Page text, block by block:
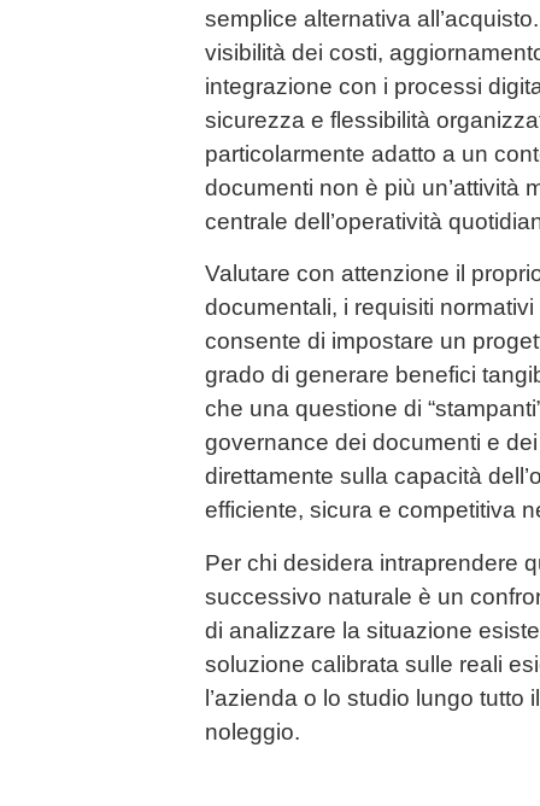
semplice alternativa
visibilità dei costi,
integrazione con i processi
sicurezza e flessibilità
particolarmente adatto a un
documenti non è più un’attività
centrale dell’operatività
Valutare con attenzione il
documentali, i requisiti
consente di impostare un
grado di generare benefici
che una questione di
governance dei documenti e
direttamente sulla capacità
efficiente, sicura e competitiva
Per chi desidera intraprendere
successivo naturale è un
di analizzare la situazione
soluzione calibrata sulle reali
l’azienda o lo studio lungo tutto
noleggio.